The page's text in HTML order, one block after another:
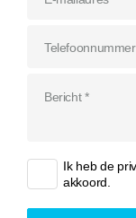
Ik heb de
akkoord.